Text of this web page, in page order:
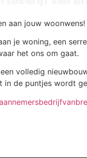
aan jouw woonwens!
je woning, een
het ons om gaat.
volledig
in de puntjes wordt